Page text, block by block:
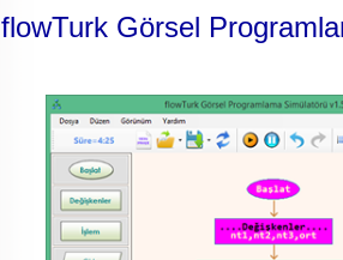
flowTurk Görsel